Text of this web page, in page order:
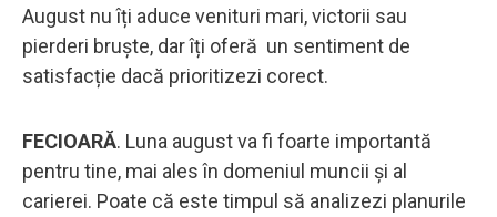
August nu îți aduce venituri mari, victorii sau
pierderi bruște, dar îți oferă un sentiment de
satisfacție dacă prioritizezi corect.
FECIOARĂ. Luna august va fi foarte importantă
pentru tine, mai ales în domeniul muncii și al
carierei. Poate că este timpul să analizezi planurile